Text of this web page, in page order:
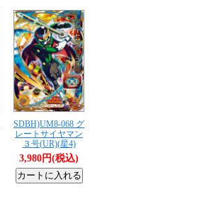
SDBH)UM8-068 グ
レートサイヤマン
３号(UR)(星4)
3,980円(税込)